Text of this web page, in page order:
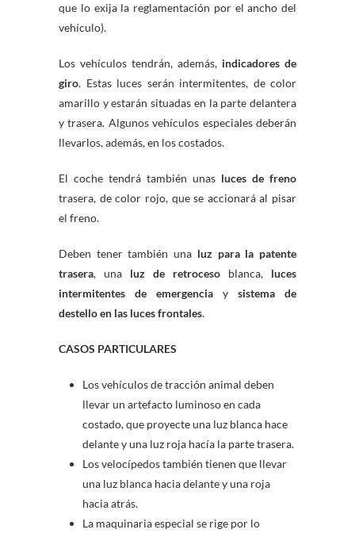
que lo exija la reglamentación por el ancho del
vehí­culo).
Los vehí­culos tendrán, además, indicadores de
giro. Estas luces serán intermitentes, de color
amarillo y estarán situadas en la parte delantera
y trasera. Algunos vehí­culos especiales deberán
llevarlos, además, en los costados.
El coche tendrá también unas luces de freno
trasera, de color rojo, que se accionará al pisar
el freno.
Deben tener también una luz para la patente
trasera, una luz de retroceso blanca, luces
intermitentes de emergencia y sistema de
destello en las luces frontales.
CASOS PARTICULARES
Los vehí­culos de tracción animal deben
llevar un artefacto luminoso en cada
costado, que proyecte una luz blanca hace
delante y una luz roja hací­a la parte trasera.
Los velocí­pedos también tienen que llevar
una luz blanca hacia delante y una roja
hacia atrás.
La maquinaria especial se rige por lo